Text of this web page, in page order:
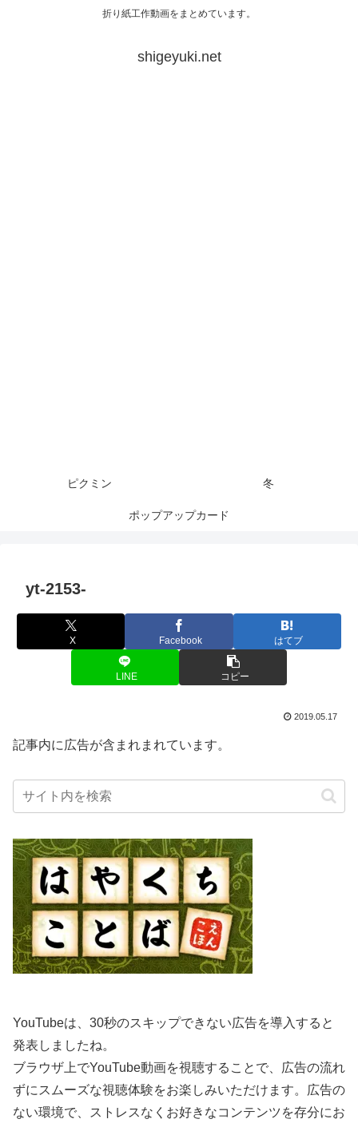
折り紙工作動画をまとめています。
shigeyuki.net
ピクミン 冬
ポップアップカード
yt-2153-
X Facebook はてブ
LINE コピー
2019.05.17
記事内に広告が含まれまれています。
YouTubeは、30秒のスキップできない広告を導入すると
発表しましたね。
ブラウザ上でYouTube動画を視聴することで、広告の流れ
ずにスムーズな視聴体験をお楽しみいただけます。広告の
ない環境で、ストレスなくお好きなコンテンツを存分にお